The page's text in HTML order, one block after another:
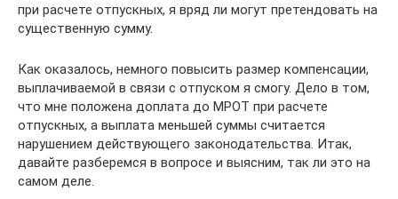
при расчете отпускных, я вряд ли могут претендовать на
существенную сумму.
Как оказалось, немного повысить размер компенсации,
выплачиваемой в связи с отпуском я смогу. Дело в том,
что мне положена доплата до МРОТ при расчете
отпускных, а выплата меньшей суммы считается
нарушением действующего законодательства. Итак,
давайте разберемся в вопросе и выясним, так ли это на
самом деле.